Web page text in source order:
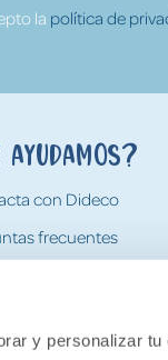
y personalizar
la política de
ayudamos?
con Dideco
frecuentes